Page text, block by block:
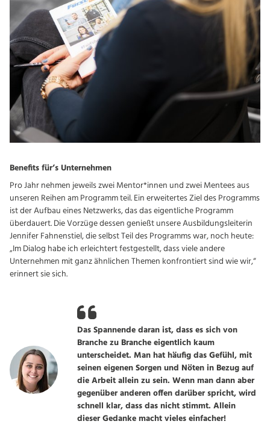
Benefits für’s Unternehmen
Pro Jahr nehmen jeweils zwei Mentor*innen und zwei Mentees aus
unseren Reihen am Programm teil. Ein erweitertes Ziel des Programms
ist der Aufbau eines Netzwerks, das das eigentliche Programm
überdauert. Die Vorzüge dessen genießt unsere Ausbildungsleiterin
Jennifer Fahnenstiel, die selbst Teil des Programms war, noch heute:
„Im Dialog habe ich erleichtert festgestellt, dass viele andere
Unternehmen mit ganz ähnlichen Themen konfrontiert sind wie wir,“
erinnert sie sich.
Das Spannende daran ist, dass es sich von
Branche zu Branche eigentlich kaum
unterscheidet. Man hat häufig das Gefühl, mit
seinen eigenen Sorgen und Nöten in Bezug auf
die Arbeit allein zu sein. Wenn man dann aber
gegenüber anderen offen darüber spricht, wird
schnell klar, dass das nicht stimmt. Allein
dieser Gedanke macht vieles einfacher!